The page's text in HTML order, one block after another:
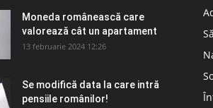
Moneda românească care
valorează cât un apartament
13 februarie 2024 12:26
Se modifică data la care intră
pensiile românilor!